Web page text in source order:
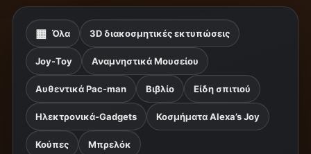
▦ Όλα 3D διακοσμητικές εκτυπώσεις
Joy-Toy Αναμνηστικά Μουσείου
Αυθεντικά Pac-man Βιβλίο Είδη σπιτιού
Ηλεκτρονικά-Gadgets Κοσμήματα Alexa’s Joy
Κούπες Μπρελόκ